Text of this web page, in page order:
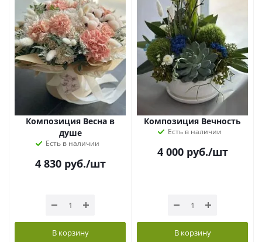
Композиция Весна в
душе
Есть в наличии
4 830руб./шт
В корзину
Композиция Вечность
Есть в наличии
4 000руб./шт
В корзину